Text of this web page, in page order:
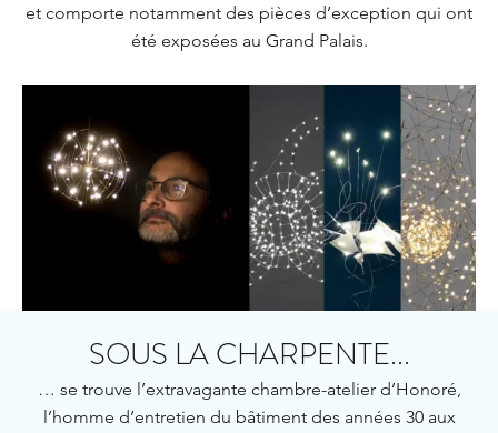
et comporte notamment des pièces d’exception qui ont
été exposées au Grand Palais.
SOUS LA CHARPENTE...
… se trouve l’extravagante chambre-atelier d’Honoré,
l’homme d’entretien du bâtiment des années 30 aux